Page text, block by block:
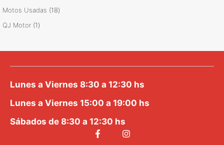
productos
Motos Usadas 1818
QJ Motor 11
Lunes a Viernes 8:30 a 12:30 hs
Lunes a Viernes 15:00 a 19:00 hs
Sábados de 8:30 a 12:30 hs